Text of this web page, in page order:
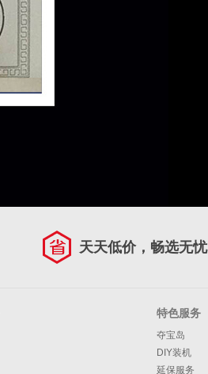
天天低价，畅选无忧
特色服务
夺宝岛
DIY装机
延保服务